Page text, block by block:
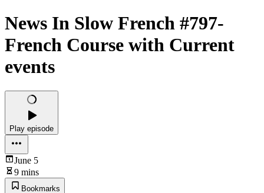
News In Slow French #797-
French Course with Current
events
Play episode
June 5
9 mins
Bookmarks